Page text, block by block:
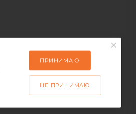
ПРИНИМАЮ
НЕ ПРИНИМАЮ